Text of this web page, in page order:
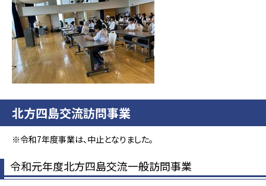
北方四島交流訪問事業
※令和7年度事業は、中止となりました。
令和元年度北方四島交流一般訪問事業